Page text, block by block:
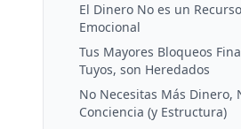
El Dinero No es un
Emocional
Tus Mayores Bloqueos
Tuyos, son Heredados
No Necesitas Más Dinero,
Conciencia (y Estructura)